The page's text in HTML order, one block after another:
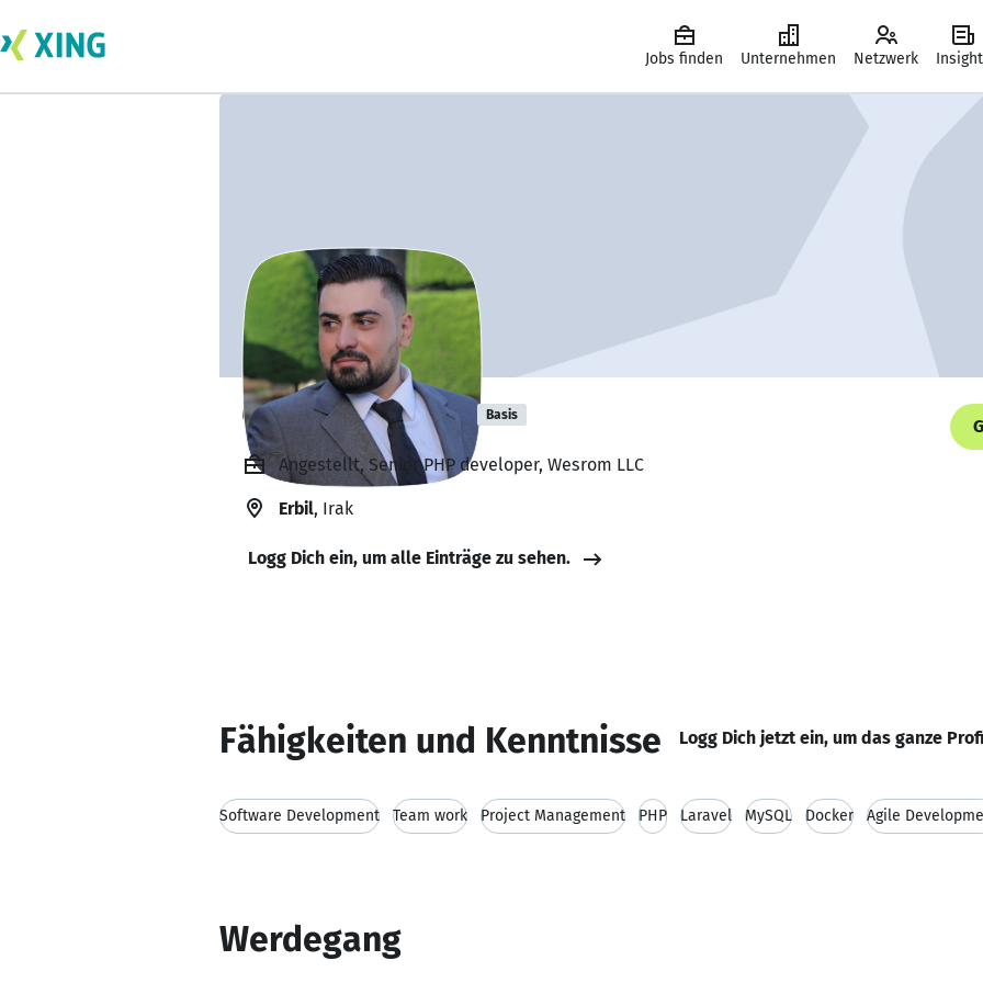
Jobs finden Unternehmen Netzwerk
Ghadeer Hamed Basis
Angestellt, Senior PHP developer, Wesrom LLC
Erbil, Irak
Logg Dich ein, um alle Einträge zu sehen.
Fähigkeiten und Kenntnisse Logg Dich jetzt ein, um das ganze
Software Development Team work Project Management PHP Laravel MySQL Docker Agile
Werdegang